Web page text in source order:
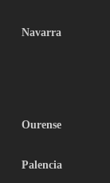
Navarra
Ourense
Palencia